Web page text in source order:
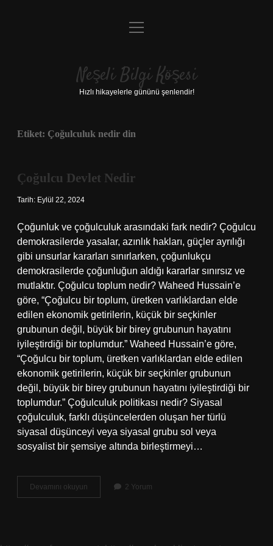
Anasayfa
Yasal Uyarı
menüyü
Neşeli Bilgi Köşesi
Hızlı hikayelerle gününü şenlendir!
Etiket: Çoğulculuk nedir din
Çoğulcu Devlet Nedir
Tarih: Eylül 22, 2024
Çoğunluk ve çoğulculuk arasındaki fark nedir? Çoğulcu
demokrasilerde yasalar, azınlık hakları, güçler ayrılığı
gibi unsurlar kararları sınırlarken, çoğunlukçu
demokrasilerde çoğunluğun aldığı kararlar sınırsız ve
mutlaktır. Çoğulcu toplum nedir? Waheed Hussain’e
göre, “Çoğulcu bir toplum, üretken varlıklardan elde
edilen ekonomik getirilerin, küçük bir seçkinler
grubunun değil, büyük bir birey grubunun hayatını
iyileştirdiği bir toplumdur.” Waheed Hussain’e göre,
“Çoğulcu bir toplum, üretken varlıklardan elde edilen
ekonomik getirilerin, küçük bir seçkinler grubunun
değil, büyük bir birey grubunun hayatını iyileştirdiği bir
toplumdur.” Çoğulculuk politikası nedir? Siyasal
çoğulculuk, farklı düşüncelerden oluşan her türlü
siyasal düşünceyi veya siyasal grubu sol veya
sosyalist bir şemsiye altında birleştirmeyi…
Devamını okuyun Çoğulcu
Devlet
2 Yorum